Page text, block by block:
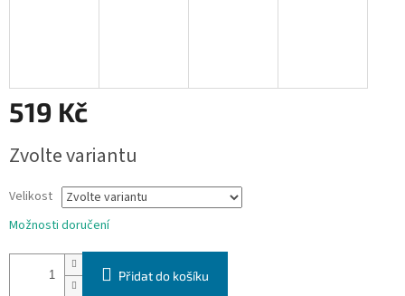
519 Kč
cena:
Zvolte variantu
Velikost
Možnosti doručení
Přidat do košíku